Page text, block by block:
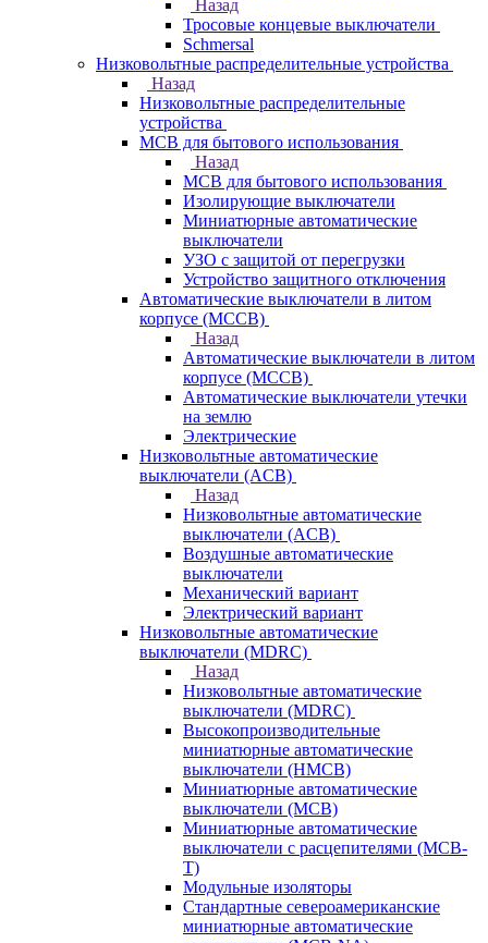
Назад
Тросовые концевые выключатели
Schmersal
Низковольтные распределительные устройства
Назад
Низковольтные распределительные
устройства
MCB для бытового использования
Назад
MCB для бытового использования
Изолирующие выключатели
Миниатюрные автоматические
выключатели
УЗО с защитой от перегрузки
Устройство защитного отключения
Автоматические выключатели в литом
корпусе (MCCB)
Назад
Автоматические выключатели в литом
корпусе (MCCB)
Автоматические выключатели утечки
на землю
Электрические
Низковольтные автоматические
выключатели (ACB)
Назад
Низковольтные автоматические
выключатели (ACB)
Воздушные автоматические
выключатели
Механический вариант
Электрический вариант
Низковольтные автоматические
выключатели (MDRC)
Назад
Низковольтные автоматические
выключатели (MDRC)
Высокопроизводительные
миниатюрные автоматические
выключатели (HMCB)
Миниатюрные автоматические
выключатели (MCB)
Миниатюрные автоматические
выключатели с расцепителями (MCB-
T)
Модульные изоляторы
Стандартные североамериканские
миниатюрные автоматические